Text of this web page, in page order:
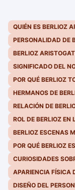
QUIÉN ES BERLIOZ
PERSONALIDAD DE
BERLIOZ
SIGNIFICADO DEL
POR QUÉ BERLIOZ
HERMANOS DE
RELACIÓN DE
ROL DE BERLIOZ EN
BERLIOZ ESCENAS
POR QUÉ BERLIOZ
CURIOSIDADES
APARIENCIA FÍSICA
DISEÑO DEL